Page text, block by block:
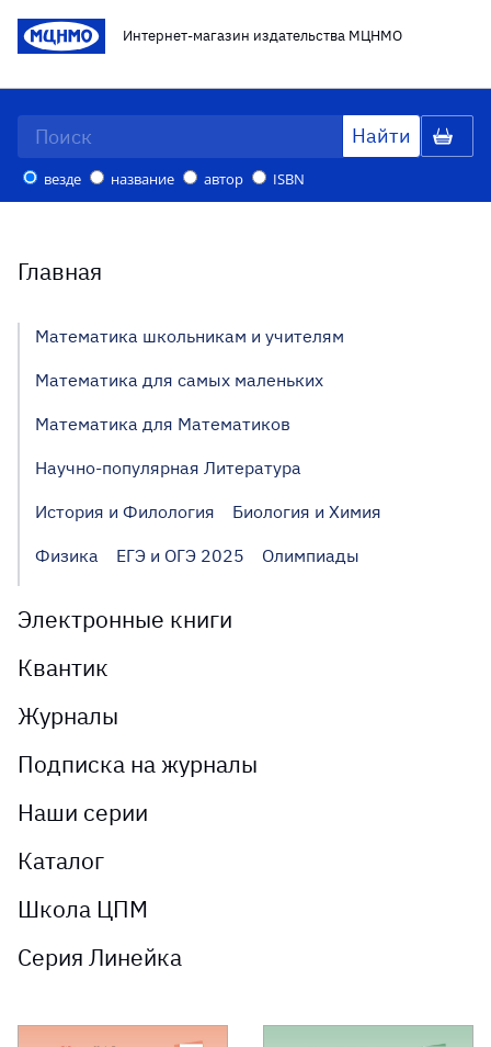
Интернет-магазин издательства МЦНМО
везде название автор ISBN
Главная
Математика школьникам и учителям
Математика для самых маленьких
Математика для Математиков
Научно-популярная Литература
История и Филология
Биология и Химия
Физика
ЕГЭ и ОГЭ 2025 Олимпиады
Электронные книги
Квантик
Журналы
Подписка на журналы
Наши серии
Каталог
Школа ЦПМ
Серия Линейка